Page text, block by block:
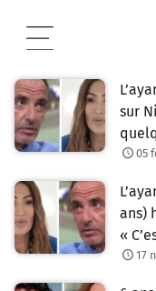
contenu
sur
05
ans)
«
17